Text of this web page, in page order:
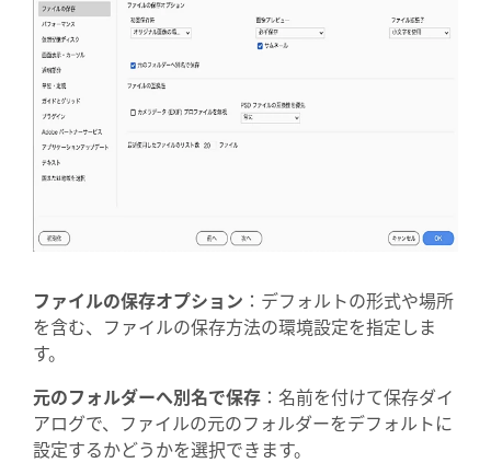
ファイルの保存オプション ：デフォルトの形式や場所
を含む、ファイルの保存方法の環境設定を指定しま
す。
元のフォルダーへ別名で保存 ：名前を付けて保存ダイ
アログで、ファイルの元のフォルダーをデフォルトに
設定するかどうかを選択できます。